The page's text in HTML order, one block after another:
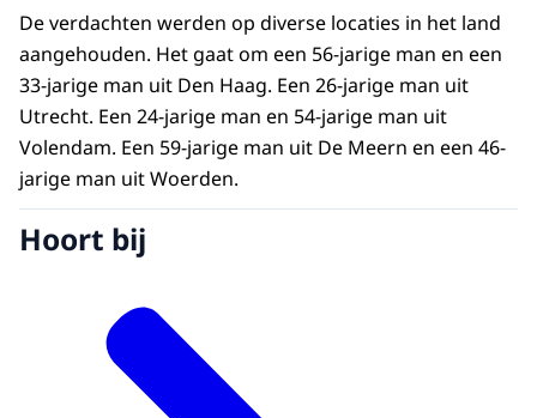
De verdachten werden op diverse locaties in het land
aangehouden. Het gaat om een 56-jarige man en een
33-jarige man uit Den Haag. Een 26-jarige man uit
Utrecht. Een 24-jarige man en 54-jarige man uit
Volendam. Een 59-jarige man uit De Meern en een 46-
jarige man uit Woerden.
Hoort bij